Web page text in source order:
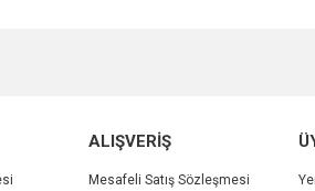
Yorum Yaz
ALIŞVERİŞ
Mesafeli Satış Sözleşmesi